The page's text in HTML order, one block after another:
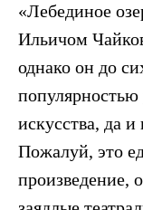
«Лебединое
Ильичом
однако он до
искусства, да
Пожалуй, это
произведение,